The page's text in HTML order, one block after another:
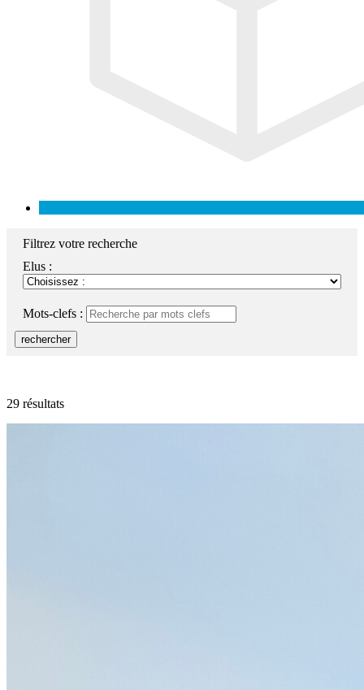
Filtrez votre recherche
Elus :
Mots-clefs :
rechercher
29 résultats